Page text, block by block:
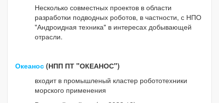
Несколько совместных проектов в области
разработки подводных роботов, в частности, с НПО
"Андроидная техника" в интересах добывающей
отрасли.
Океанос (НПП ПТ "ОКЕАНОС")
входит в промышленый кластер робототехники
морского применения